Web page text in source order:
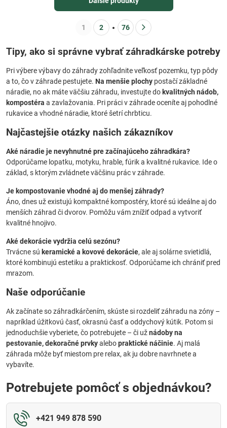
1 2 76
Tipy, ako si správne vybrať záhradkárske potreby
Pri výbere výbavy do záhrady zohľadnite veľkosť pozemku, typ pôdy
a to, čo v záhrade pestujete. Na menšie plochy postačí základné
náradie, no ak máte väčšiu záhradu, investujte do kvalitných nádob,
kompostéra a zavlažovania. Pri práci v záhrade oceníte aj pohodlné
rukavice a vhodné náradie, ktoré šetrí chrbticu.
Najčastejšie otázky našich zákazníkov
Aké náradie je nevyhnutné pre začínajúceho záhradkára?
Odporúčame lopatku, motyku, hrable, fúrik a kvalitné rukavice. Ide o
základ, s ktorým zvládnete väčšinu prác v záhrade.
Je kompostovanie vhodné aj do menšej záhrady?
Áno, dnes už existujú kompaktné kompostéry, ktoré sú ideálne aj do
menších záhrad či dvorov. Pomôžu vám znížiť odpad a vytvoriť
kvalitné hnojivo.
Aké dekorácie vydržia celú sezónu?
Trvácne sú keramické a kovové dekorácie, ale aj solárne svietidlá,
ktoré kombinujú estetiku a praktickosť. Odporúčame ich chrániť pred
mrazom.
Naše odporúčanie
Ak začínate so záhradkárčením, skúste si rozdeliť záhradu na zóny –
napríklad úžitkovú časť, okrasnú časť a oddychový kútik. Potom si
jednoduchšie vyberiete, čo potrebujete – či užnádoby na
pestovanie, dekoračné prvkyalebopraktické náčinie. Aj malá
záhrada môže byť miestom pre relax, ak ju dobre navrhnete a
vybavíte.
Potrebujete pomôcť s objednávkou?
+421 949 878 590